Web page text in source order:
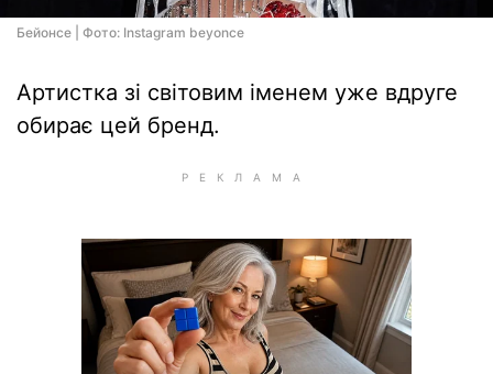
Бейонсе | Фото: Instagram beyonce
Артистка зі світовим іменем уже вдруге
обирає цей бренд.